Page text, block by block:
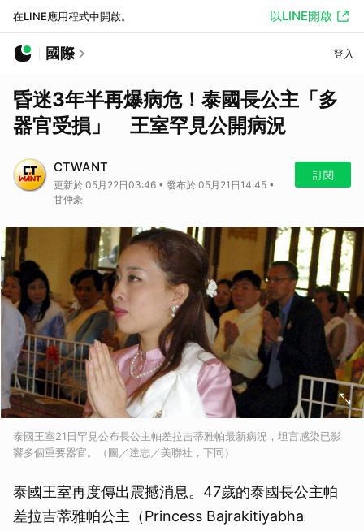
在LINE應用程式中開啟。 以LINE開啟
國際 登入
昏迷3年半再爆病危！泰國長公主「多
器官受損」 王室罕見公開病況
CTWANT
更新於 05月22日03:46 • 發布於 05月21日14:45 •
甘仲豪
訂閱
泰國王室21日罕見公布長公主帕差拉吉蒂雅帕最新病況，坦言感染已影
響多個重要器官。（圖／達志／美聯社，下同）
泰國王室再度傳出震撼消息。47歲的泰國長公主帕
差拉吉蒂雅帕公主（Princess Bajrakitiyabha